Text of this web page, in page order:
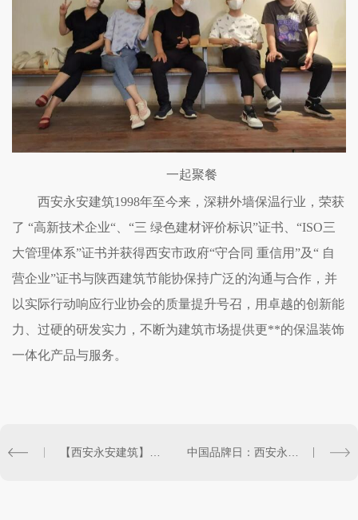
一起聚餐
西安永安建筑1998年至今来，深耕外墙保温行业，荣获
了 “高新技术企业“、“三 绿色建材评价标识”证书、“ISO三
大管理体系”证书并获得西安市政府“守合同 重信用”及“ 自
营企业”证书与陕西建筑节能协保持广泛的沟通与合作，并
以实际行动响应行业协会的质量提升号召，用卓越的创新能
力、过硬的研发实力，不断为建筑市场提供更**的保温装饰
一体化产品与服务。